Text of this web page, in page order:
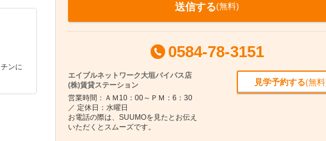
ンに
送信する(無料)
0584-78-3151
エイブルネットワーク大垣バイパス店
(株)賃貸ステーション
営業時間：ＡＭ10：00～ＰＭ：6：30
／ 定休日：水曜日
お電話の際は、SUUMOを見たとお伝え
いただくとスムーズです。
見学予約する(無